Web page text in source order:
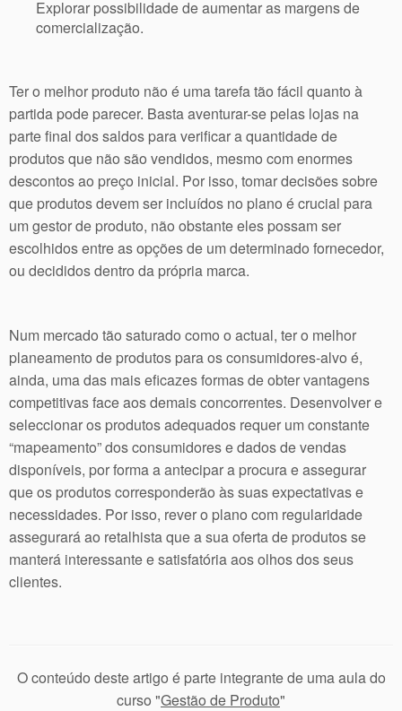
Explorar possibilidade de aumentar as margens de
comercialização.
Ter o melhor produto não é uma tarefa tão fácil quanto à
partida pode parecer. Basta aventurar-se pelas lojas na
parte final dos saldos para verificar a quantidade de
produtos que não são vendidos, mesmo com enormes
descontos ao preço inicial. Por isso, tomar decisões sobre
que produtos devem ser incluídos no plano é crucial para
um gestor de produto, não obstante eles possam ser
escolhidos entre as opções de um determinado fornecedor,
ou decididos dentro da própria marca.
Num mercado tão saturado como o actual, ter o melhor
planeamento de produtos para os consumidores-alvo é,
ainda, uma das mais eficazes formas de obter vantagens
competitivas face aos demais concorrentes. Desenvolver e
seleccionar os produtos adequados requer um constante
“mapeamento” dos consumidores e dados de vendas
disponíveis, por forma a antecipar a procura e assegurar
que os produtos corresponderão às suas expectativas e
necessidades. Por isso, rever o plano com regularidade
assegurará ao retalhista que a sua oferta de produtos se
manterá interessante e satisfatória aos olhos dos seus
clientes.
O conteúdo deste artigo é parte integrante de uma aula do
curso "Gestão de Produto"